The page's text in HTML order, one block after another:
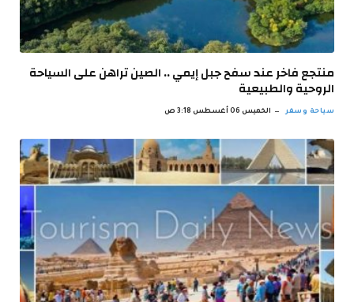
منتجع فاخر عند سفح جبل إيمي .. الصين تراهن على السياحة
الروحية والطبيعية
سياحة وسفر الخميس 06 أغسطس 3:18 ص